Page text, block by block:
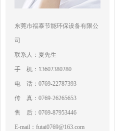
东莞市福泰节能环保设备有限公
司
联系人：夏先生
手 机：13602380280
电 话：0769-22787393
传 真：0769-26265653
售 后：0769-87953446
E-mail：futai0769@163.com